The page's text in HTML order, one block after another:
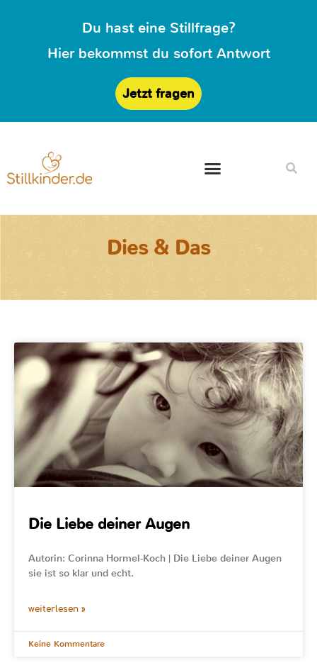
Du hast eine Stillfrage?
Hier bekommst du sofort Antwort
Jetzt fragen
Dies & Das
Die Liebe deiner Augen
Autorin: Corinna Hormel-Koch | Die Liebe deiner Augen
sie ist so klar und echt.
weiterlesen »
Keine Kommentare